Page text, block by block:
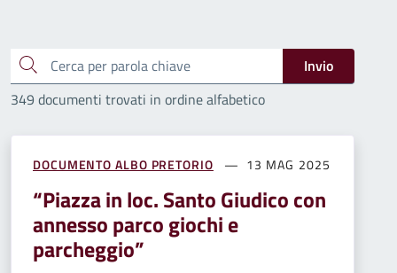
Cerca
Invio
349 documenti trovati in ordine alfabetico
DOCUMENTO ALBO PRETORIO 13 MAG 2025
“Piazza in loc. Santo Giudico con
annesso parco giochi e
parcheggio”